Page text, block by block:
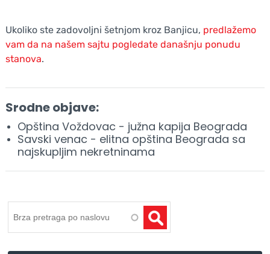
Ukoliko ste zadovoljni šetnjom kroz Banjicu, predlažemo
vam da na našem sajtu pogledate današnju ponudu
stanova.
Srodne objave:
Opština Voždovac - južna kapija Beograda
Savski venac - elitna opština Beograda sa
najskupljim nekretninama